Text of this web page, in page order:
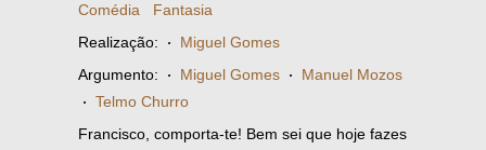
Comédia
Fantasia
Realização: · Miguel Gomes
Argumento: · Miguel Gomes · Manuel Mozos
· Telmo Churro
Francisco, comporta-te! Bem sei que hoje fazes